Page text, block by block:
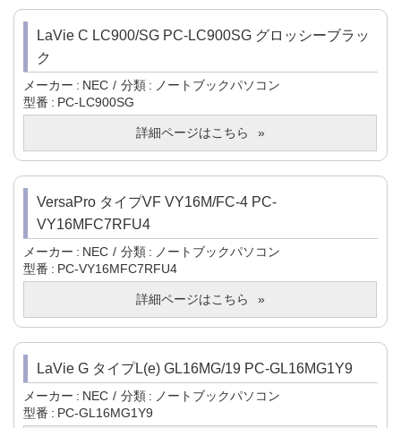
LaVie C LC900/SG PC-LC900SG グロッシーブラッ
ク
メーカー NEC 分類
ノートブックパソコン
型番
PC-LC900SG
詳細ページはこちら
VersaPro タイプVF VY16M/FC-4 PC-
VY16MFC7RFU4
メーカー NEC 分類
ノートブックパソコン
型番
PC-VY16MFC7RFU4
詳細ページはこちら
LaVie G タイプL(e) GL16MG/19 PC-GL16MG1Y9
メーカー NEC 分類
ノートブックパソコン
型番
PC-GL16MG1Y9